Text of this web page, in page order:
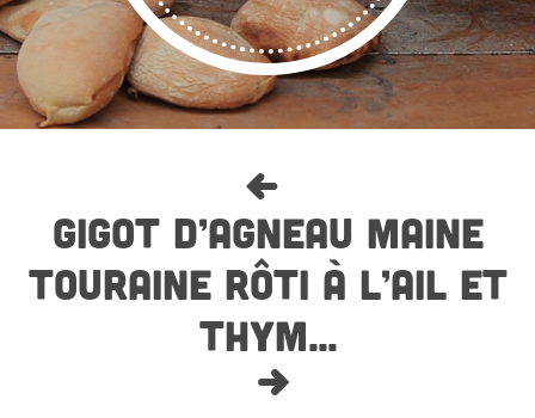
GIGOT D’AGNEAU MAINE
TOURAINE RÔTI À L’AIL ET
THYM...